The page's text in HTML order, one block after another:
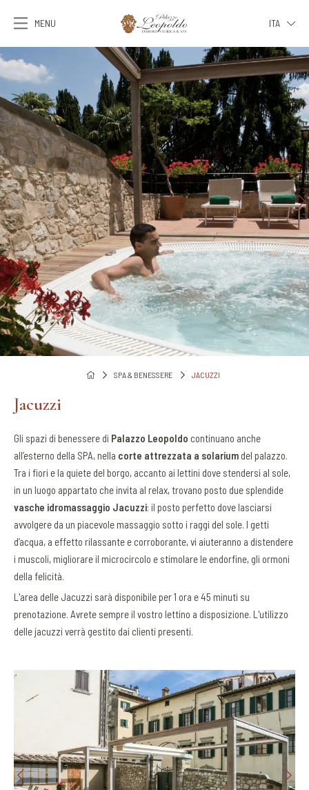
MENU
ITA
ENG
FRA
DEU
ESP
SPA & BENESSERE JACUZZI
Jacuzzi
Gli spazi di benessere di Palazzo Leopoldo continuano anche
all’esterno della SPA, nella corte attrezzata a solarium del palazzo.
Tra i fiori e la quiete del borgo, accanto ai lettini dove stendersi al sole,
in un luogo appartato che invita al relax, trovano posto due splendide
vasche idromassaggio Jacuzzi: il posto perfetto dove lasciarsi
avvolgere da un piacevole massaggio sotto i raggi del sole. I getti
d’acqua, a effetto rilassante e corroborante, vi aiuteranno a distendere
i muscoli, migliorare il microcircolo e stimolare le endorfine, gli ormoni
della felicità.
L'area delle Jacuzzi sarà disponibile per 1 ora e 45 minuti su
prenotazione. Avrete sempre il vostro lettino a disposizione. L'utilizzo
delle jacuzzi verrà gestito dai clienti presenti.